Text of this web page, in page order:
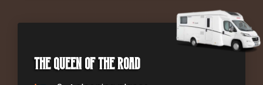
The Queen of the Road